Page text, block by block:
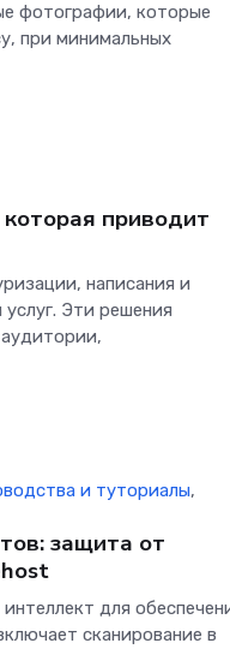
фотографии, которые
при минимальных
которая приводит
написания и
Эти решения
и туториалы,
защита от
для
сканирование в